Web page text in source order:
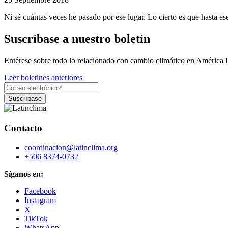
Ni sé cuántas veces he pasado por ese lugar. Lo cierto es que hasta
Suscríbase a nuestro boletín
Entérese sobre todo lo relacionado con cambio climático en América
Leer boletines anteriores
Contacto
coordinacion@latinclima.org
+506 8374-0732
Síganos en:
Facebook
Instagram
X
TikTok